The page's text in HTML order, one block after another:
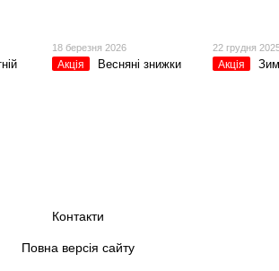
18 березня 2026
Акція Весняні знижки
22 грудня
Акція
Контакти
Повна версія сайту